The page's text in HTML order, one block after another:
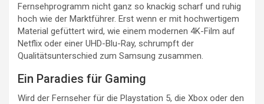
Fernsehprogramm nicht ganz so knackig scharf und ruhig
hoch wie der Marktführer. Erst wenn er mit hochwertigem
Material gefüttert wird, wie einem modernen 4K-Film auf
Netflix oder einer UHD-Blu-Ray, schrumpft der
Qualitätsunterschied zum Samsung zusammen.
Ein Paradies für Gaming
Wird der Fernseher für die Playstation 5, die Xbox oder den